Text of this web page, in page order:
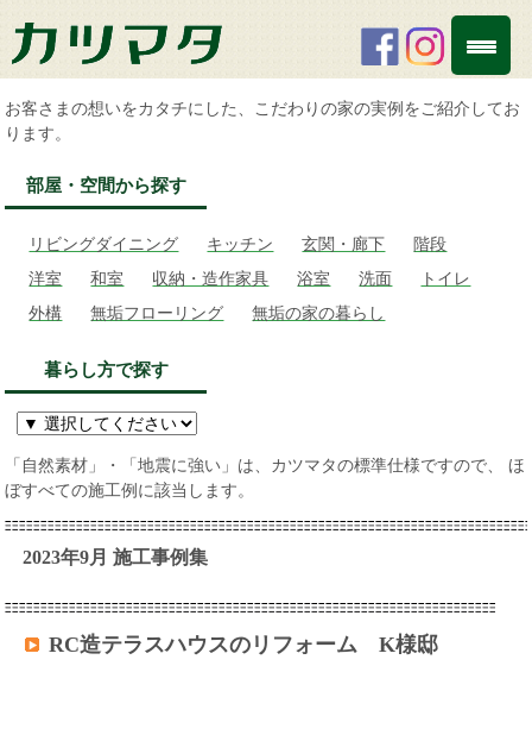
お客さまの想いをカタチにした、こだわりの家の実例をご紹介してお
ります。
部屋・空間から探す
リビングダイニング キッチン 玄関・廊下
階段
洋室
和室 収納・造作家具 浴室 洗面
トイレ
外構
無垢フローリング 無垢の家の暮らし
暮らし方で探す
「自然素材」・「地震に強い」は、カツマタの標準仕様ですので、 ほ
ぼすべての施工例に該当します。
2023年9月 施工事例集
RC造テラスハウスのリフォーム K様邸